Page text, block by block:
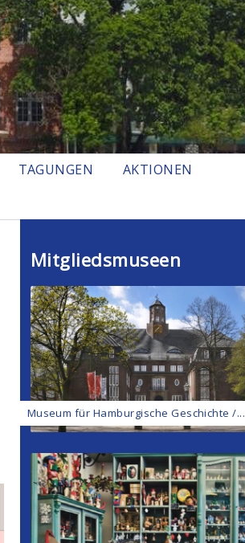
TAGUNGEN
AKTIONEN
Mitgliedsmuseen
Museum für Hamburgische Geschichte /...